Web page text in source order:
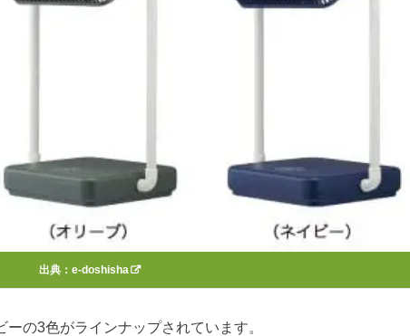
出典： e-doshisha
の3色がラインナップされています。